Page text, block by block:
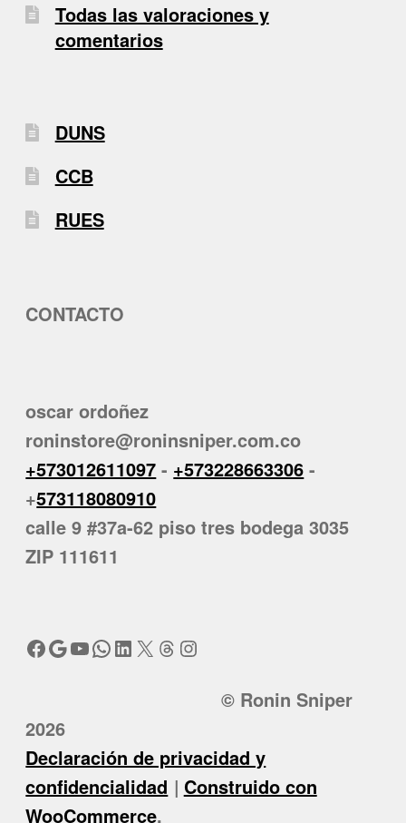
Todas las valoraciones y
comentarios
DUNS
CCB
RUES
CONTACTO
oscar ordoñez
roninstore@roninsniper.com.co
+573012611097 - +573228663306 -
+573118080910
calle 9 #37a-62 piso tres bodega 3035
ZIP 111611
Facebook
Google
YouTube
WhatsApp
LinkedIn
X Threads
Instagram
© Ronin Sniper
2026
Declaración de privacidad y
confidencialidad
Construido con
WooCommerce.